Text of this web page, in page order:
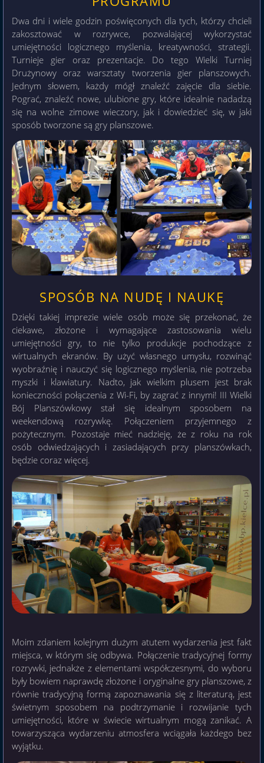
Dwa dni i wiele godzin poświęconych dla tych, którzy chcieli
zakosztować w rozrywce, pozwalającej wykorzystać
umiejętności logicznego myślenia, kreatywności, strategii.
Turnieje gier oraz prezentacje. Do tego Wielki Turniej
Drużynowy oraz warsztaty tworzenia gier planszowych.
Jednym słowem, każdy mógł znaleźć zajęcie dla siebie.
Pograć, znaleźć nowe, ulubione gry, które idealnie nadadzą
się na wolne zimowe wieczory, jak i dowiedzieć się, w jaki
sposób tworzone są gry planszowe.
SPOSÓB NA NUDĘ I NAUKĘ
Dzięki takiej imprezie wiele osób może się przekonać, że
ciekawe, złożone i wymagające zastosowania wielu
umiejętności gry, to nie tylko produkcje pochodzące z
wirtualnych ekranów. By użyć własnego umysłu, rozwinąć
wyobraźnię i nauczyć się logicznego myślenia, nie potrzeba
myszki i klawiatury. Nadto, jak wielkim plusem jest brak
konieczności połączenia z Wi-Fi, by zagrać z innymi! III Wielki
Bój Planszówkowy stał się idealnym sposobem na
weekendową rozrywkę. Połączeniem przyjemnego z
pożytecznym. Pozostaje mieć nadzieję, że z roku na rok
osób odwiedzających i zasiadających przy planszówkach,
będzie coraz więcej.
Moim zdaniem kolejnym dużym atutem wydarzenia jest fakt
miejsca, w którym się odbywa. Połączenie tradycyjnej formy
rozrywki, jednakże z elementami współczesnymi, do wyboru
były bowiem naprawdę złożone i oryginalne gry planszowe, z
równie tradycyjną formą zapoznawania się z literaturą, jest
świetnym sposobem na podtrzymanie i rozwijanie tych
umiejętności, które w świecie wirtualnym mogą zanikać. A
towarzysząca wydarzeniu atmosfera wciągała każdego bez
wyjątku.